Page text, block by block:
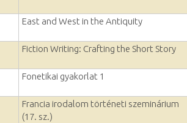
East and West in the Antiquity
Fiction Writing: Crafting the Short Story
Fonetikai gyakorlat 1
Francia irodalom történeti szeminárium
(17. sz.)